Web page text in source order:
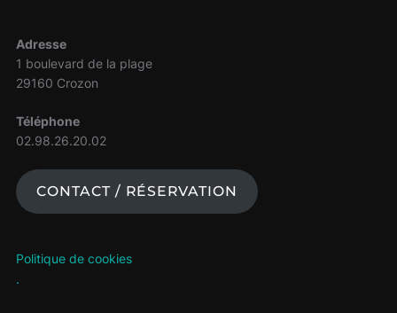
Adresse
1 boulevard de la plage
29160 Crozon
Téléphone
02.98.26.20.02
CONTACT / RÉSERVATION
Politique de cookies
.